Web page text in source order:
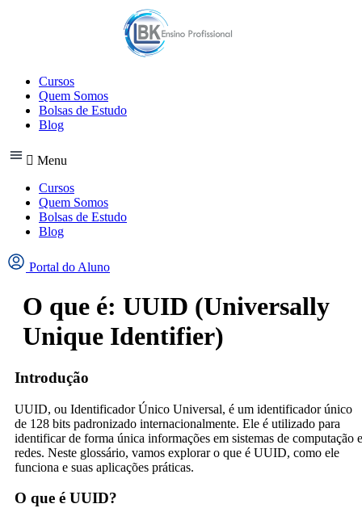
Cursos
Quem Somos
Bolsas de Estudo
Blog
Menu
Cursos
Quem Somos
Bolsas de Estudo
Blog
Portal do Aluno
O que é: UUID (Universally
Unique Identifier)
Introdução
UUID, ou Identificador Único Universal, é um identificador único
de 128 bits padronizado internacionalmente. Ele é utilizado para
identificar de forma única informações em sistemas de computação e
redes. Neste glossário, vamos explorar o que é UUID, como ele
funciona e suas aplicações práticas.
O que é UUID?